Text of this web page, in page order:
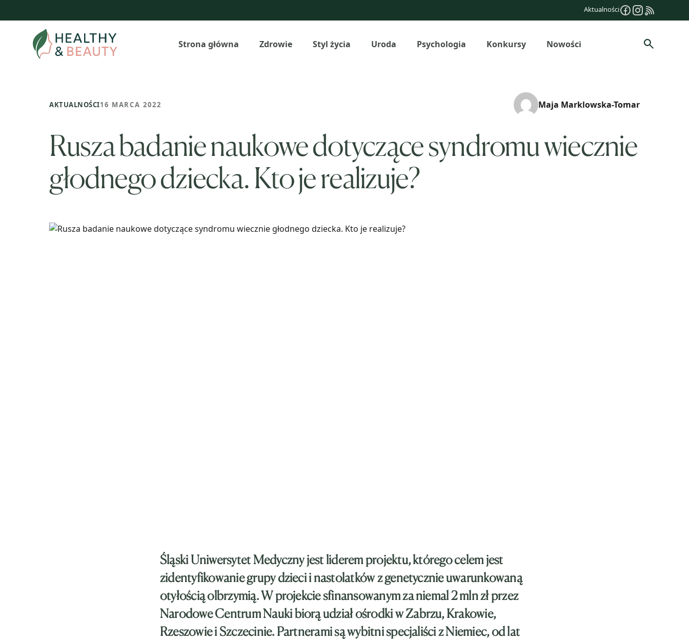
do
Aktualności
Strona główna Zdrowie Styl życia Uroda Psychologia Konkursy Nowości Szukaj
AKTUALNOŚCI16 MARCA 2022 Maja Marklowska-Tomar
Rusza badanie naukowe dotyczące syndromu wiecznie
głodnego dziecka. Kto je realizuje?
Śląski Uniwersytet Medyczny jest liderem projektu, którego celem jest
zidentyfikowanie grupy dzieci i nastolatków z genetycznie uwarunkowaną
otyłością olbrzymią. W projekcie sfinansowanym za niemal 2 mln zł przez
Narodowe Centrum Nauki biorą udział ośrodki w Zabrzu, Krakowie,
Rzeszowie i Szczecinie. Partnerami są wybitni specjaliści z Niemiec, od lat